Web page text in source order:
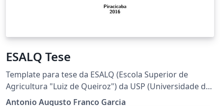
ESALQ Tese
Template para tese da ESALQ (Escola Superior de
Agricultura "Luiz de Queiroz") da USP (Universidade de
São Paulo). Esse template se refere a tese no formato
Antonio Augusto Franco Garcia